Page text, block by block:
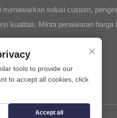
menawarkan solusi custom,
kualitas. Minta penawaran harga
tools to provide our
to accept all cookies, click
Accept all